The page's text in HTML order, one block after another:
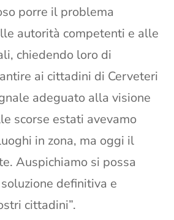
porre il problema
autorità competenti e alle
chiedendo loro di
ai cittadini di Cerveteri
adeguato alla visione
scorse estati avevamo
in zona, ma oggi il
Auspichiamo si possa
definitiva e
cittadini”.